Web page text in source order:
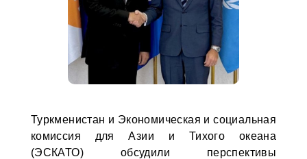
Туркменистан и Экономическая и социальная
комиссия для Азии и Тихого океана
(ЭСКАТО) обсудили перспективы